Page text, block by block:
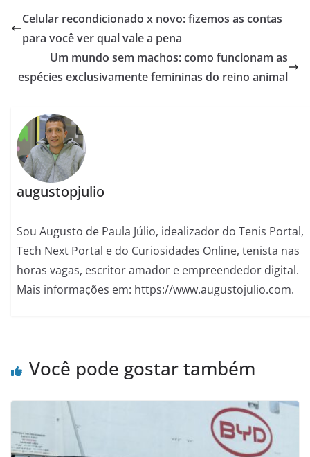
Celular recondicionado x novo: fizemos as contas
para você ver qual vale a pena
Um mundo sem machos: como funcionam as
espécies exclusivamente femininas do reino animal
augustopjulio
Sou Augusto de Paula Júlio, idealizador do Tenis Portal,
Tech Next Portal e do Curiosidades Online, tenista nas
horas vagas, escritor amador e empreendedor digital.
Mais informações em: https://www.augustojulio.com.
Você pode gostar também